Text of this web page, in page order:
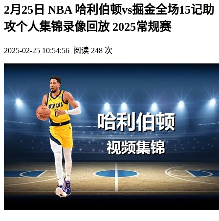
2月25日 NBA 哈利伯顿vs掘金全场15记助
攻个人集锦录像回放 2025常规赛
2025-02-25 10:54:56 阅读 248 次